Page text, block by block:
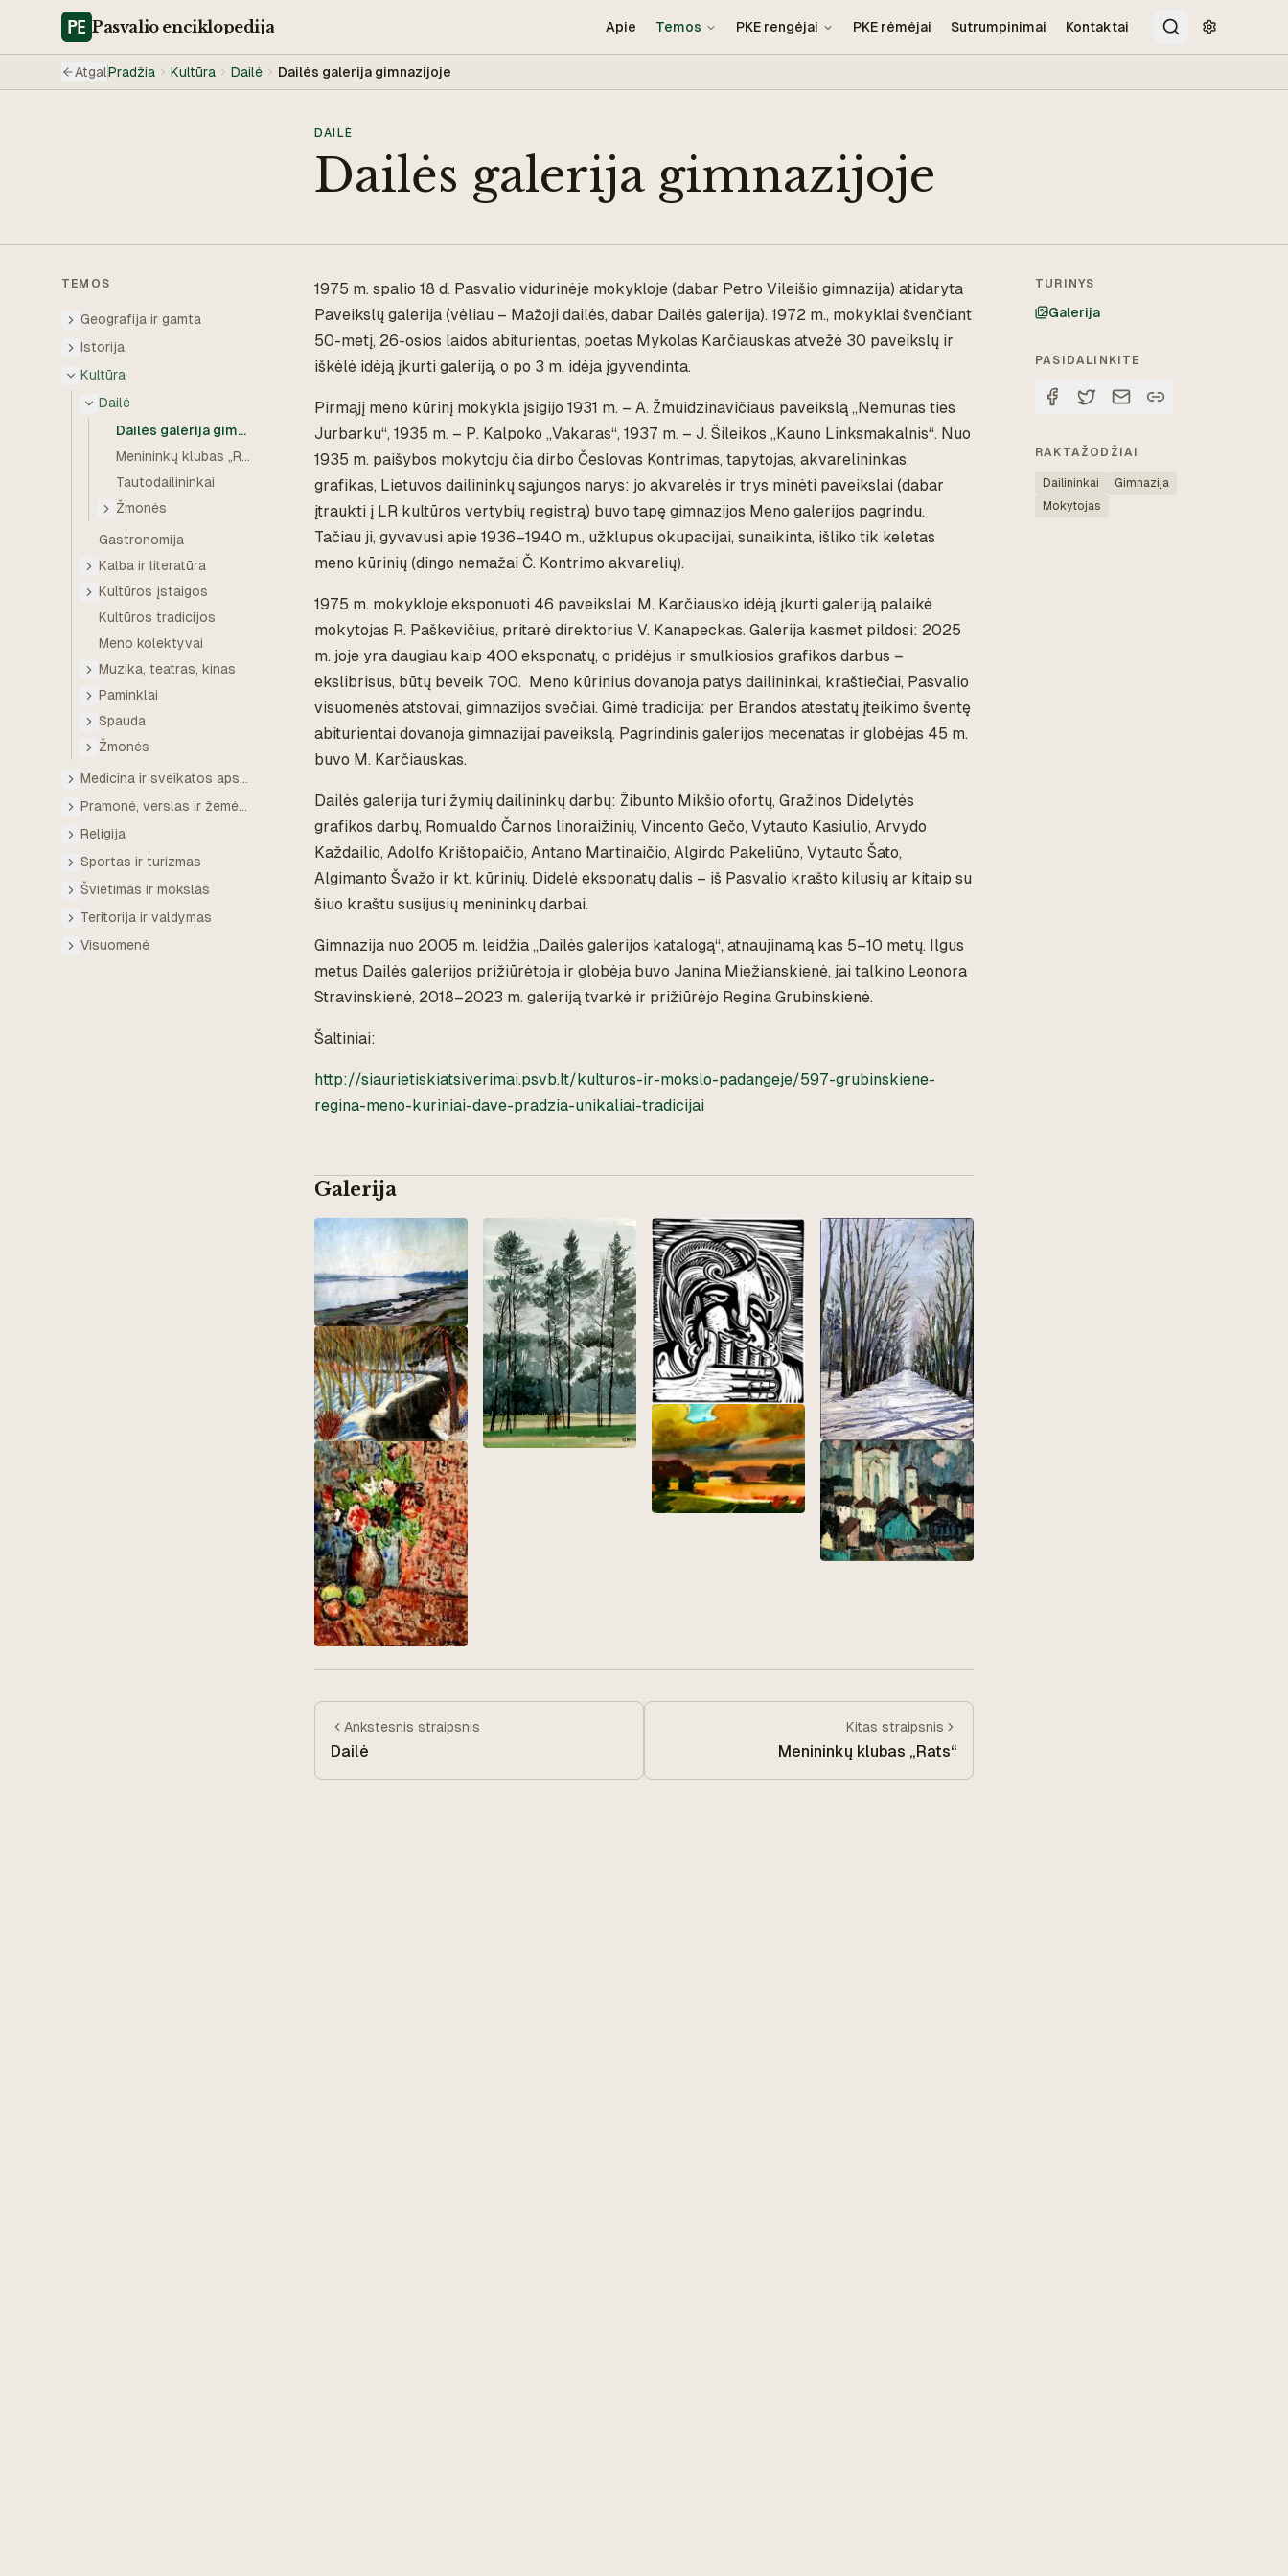
Pasvalioenciklopedija Apie Temos PKE rengėjai PKE rėmėjai Sutrumpinimai Kontaktai
PaieškaPritaikymo
AtgalPradžia Kultūra Dailė Dailės galerija gimnazijoje
DAILĖ
Dailės galerija gimnazijoje
TEMOS
Geografija ir gamta
Istorija
Kultūra
Dailė
Dailės galerija gimnazijoje
Menininkų klubas „Rats“
Tautodailininkai
Žmonės
Gastronomija
Kalba ir literatūra
Kultūros įstaigos
Kultūros tradicijos
Meno kolektyvai
Muzika, teatras, kinas
Paminklai
Spauda
Žmonės
Medicina ir sveikatos apsauga
Pramonė, verslas ir žemės ūkis
Religija
Sportas ir turizmas
Švietimas ir mokslas
Teritorija ir valdymas
Visuomenė
1975 m. spalio 18 d. Pasvalio vidurinėje mokykloje (dabar Petro Vileišio gimnazija) atidaryta
Paveikslų galerija (vėliau – Mažoji dailės, dabar Dailės galerija). 1972 m., mokyklai švenčiant
50-metį, 26-osios laidos abiturientas, poetas Mykolas Karčiauskas atvežė 30 paveikslų ir
iškėlė idėją įkurti galeriją, o po 3 m. idėja įgyvendinta.
Pirmąjį meno kūrinį mokykla įsigijo 1931 m. – A. Žmuidzinavičiaus paveikslą „Nemunas ties
Jurbarku“, 1935 m. – P. Kalpoko „Vakaras“, 1937 m. – J. Šileikos „Kauno Linksmakalnis“. Nuo
1935 m. paišybos mokytoju čia dirbo Česlovas Kontrimas, tapytojas, akvarelininkas,
grafikas, Lietuvos dailininkų sąjungos narys: jo akvarelės ir trys minėti paveikslai (dabar
įtraukti į LR kultūros vertybių registrą) buvo tapę gimnazijos Meno galerijos pagrindu.
Tačiau ji, gyvavusi apie 1936–1940 m., užklupus okupacijai, sunaikinta, išliko tik keletas
meno kūrinių (dingo nemažai Č. Kontrimo akvarelių).
1975 m. mokykloje eksponuoti 46 paveikslai. M. Karčiausko idėją įkurti galeriją palaikė
mokytojas R. Paškevičius, pritarė direktorius V. Kanapeckas. Galerija kasmet pildosi: 2025
m. joje yra daugiau kaip 400 eksponatų, o pridėjus ir smulkiosios grafikos darbus –
ekslibrisus, būtų beveik 700. Meno kūrinius dovanoja patys dailininkai, kraštiečiai, Pasvalio
visuomenės atstovai, gimnazijos svečiai. Gimė tradicija: per Brandos atestatų įteikimo šventę
abiturientai dovanoja gimnazijai paveikslą. Pagrindinis galerijos mecenatas ir globėjas 45 m.
buvo M. Karčiauskas.
Dailės galerija turi žymių dailininkų darbų: Žibunto Mikšio ofortų, Gražinos Didelytės
grafikos darbų, Romualdo Čarnos linoraižinių, Vincento Gečo, Vytauto Kasiulio, Arvydo
Každailio, Adolfo Krištopaičio, Antano Martinaičio, Algirdo Pakeliūno, Vytauto Šato,
Algimanto Švažo ir kt. kūrinių. Didelė eksponatų dalis – iš Pasvalio krašto kilusių ar kitaip su
šiuo kraštu susijusių menininkų darbai.
Gimnazija nuo 2005 m. leidžia „Dailės galerijos katalogą“, atnaujinamą kas 5–10 metų. Ilgus
metus Dailės galerijos prižiūrėtoja ir globėja buvo Janina Miežianskienė, jai talkino Leonora
Stravinskienė, 2018–2023 m. galeriją tvarkė ir prižiūrėjo Regina Grubinskienė.
Šaltiniai:
http://siaurietiskiatsiverimai.psvb.lt/kulturos-ir-mokslo-padangeje/597-grubinskiene-
regina-meno-kuriniai-dave-pradzia-unikaliai-tradicijai
Galerija
Ankstesnis straipsnis
Dailė
Kitas straipsnis
Menininkų klubas „Rats“
TURINYS
Galerija
PASIDALINKITE
RAKTAŽODŽIAI
Dailininkai
Gimnazija
Mokytojas